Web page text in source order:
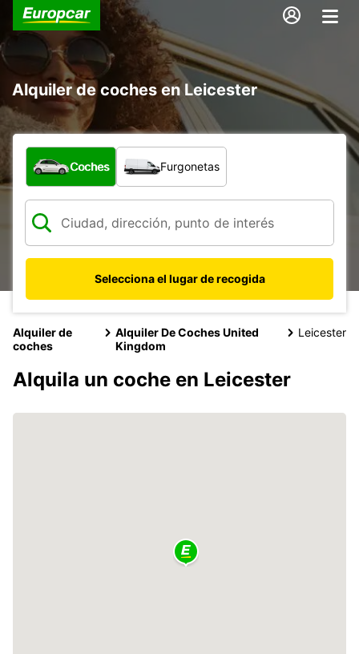
Alquiler de coches en Leicester
¿Qué tipo de vehículo?
Coches Furgonetas
Selecciona el lugar de recogida
Alquiler de
coches
Alquiler De Coches United
Kingdom
Leicester
Alquila un coche en Leicester